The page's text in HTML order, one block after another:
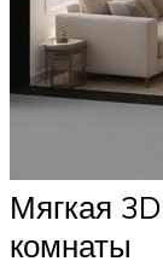
Мягкая
комнаты